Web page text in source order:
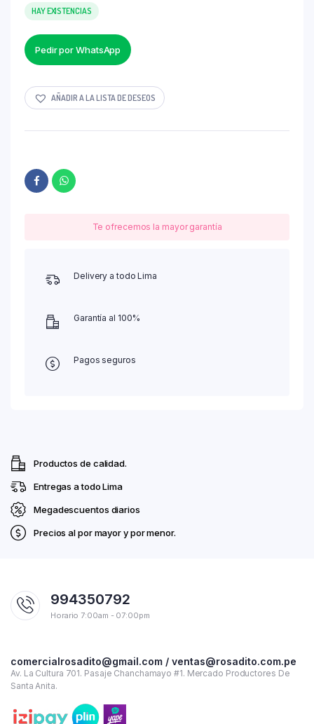
HAY EXISTENCIAS
Pedir por WhatsApp
AÑADIR A LA LISTA DE DESEOS
Te ofrecemos la mayor garantía
Delivery a todo Lima
Garantía al 100%
Pagos seguros
Productos de calidad.
Entregas a todo Lima
Megadescuentos diarios
Precios al por mayor y por menor.
994350792
Horario 7:00am - 07:00pm
comercialrosadito@gmail.com / ventas@rosadito.com.pe
Av. La Cultura 701. Pasaje Chanchamayo #1. Mercado Productores De
Santa Anita.